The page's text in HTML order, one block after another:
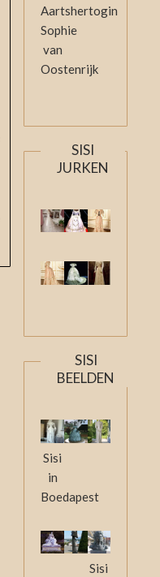
Aartshertogin
Sophie
van
Oostenrijk
SISI
JURKEN
SISI
BEELDEN
Sisi
in
Boedapest
Sisi